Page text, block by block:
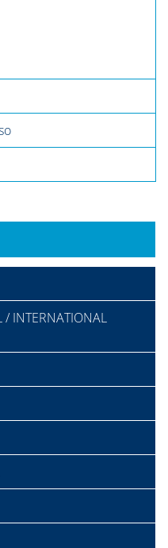
/ INTERNATIONAL